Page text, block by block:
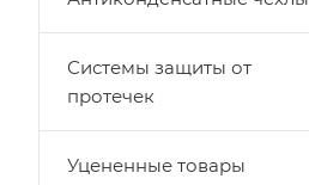
Системы защиты от
протечек
Уцененные товары